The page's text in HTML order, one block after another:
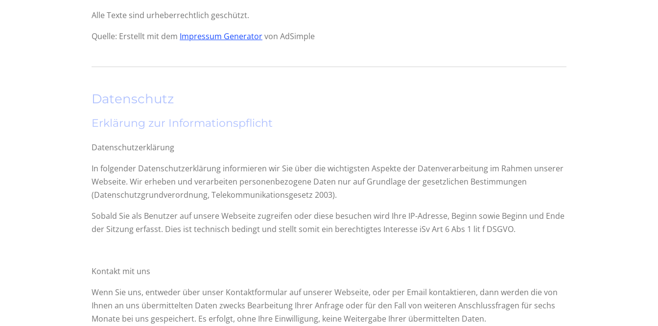
Alle Texte sind urheberrechtlich geschützt.
Quelle: Erstellt mit dem Impressum Generatorvon AdSimple
Datenschutz
Erklärung zur Informationspflicht
Datenschutzerklärung
In folgender Datenschutzerklärung informieren wir Sie über die wichtigsten Aspekte der Datenverarbeitung im Rahmen unserer
Webseite. Wir erheben und verarbeiten personenbezogene Daten nur auf Grundlage der gesetzlichen Bestimmungen
(Datenschutzgrundverordnung, Telekommunikationsgesetz 2003).
Sobald Sie als Benutzer auf unsere Webseite zugreifen oder diese besuchen wird Ihre IP-Adresse, Beginn sowie Beginn und Ende
der Sitzung erfasst. Dies ist technisch bedingt und stellt somit ein berechtigtes Interesse iSv Art 6 Abs 1 lit f DSGVO.
Kontakt mit uns
Wenn Sie uns, entweder über unser Kontaktformular auf unserer Webseite, oder per Email kontaktieren, dann werden die von
Ihnen an uns übermittelten Daten zwecks Bearbeitung Ihrer Anfrage oder für den Fall von weiteren Anschlussfragen für sechs
Monate bei uns gespeichert. Es erfolgt, ohne Ihre Einwilligung, keine Weitergabe Ihrer übermittelten Daten.